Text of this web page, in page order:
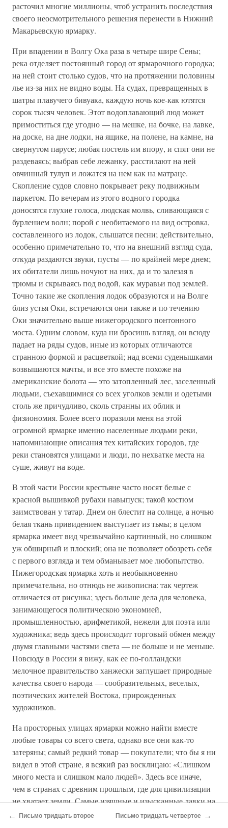
расточил многие миллионы, чтоб устранить последствия
своего неосмотрительного решения перенести в Нижний
Макарьевскую ярмарку.
При впадении в Волгу Ока раза в четыре шире Сены;
река отделяет постоянный город от ярмарочного городка;
на ней стоит столько судов, что на протяжении половины
лье из-за них не видно воды. На судах, превращенных в
шатры плавучего бивуака, каждую ночь кое-как ютятся
сорок тысяч человек. Этот водоплавающий люд может
примоститься где угодно — на мешке, на бочке, на лавке,
на доске, на дне лодки, на ящике, на полене, на камне, на
свернутом парусе; любая постель им впору, и спят они не
раздеваясь; выбрав себе лежанку, расстилают на ней
овчинный тулуп и ложатся на нем как на матраце.
Скопление судов словно покрывает реку подвижным
паркетом. По вечерам из этого водного городка
доносятся глухие голоса, людская молвь, сливающаяся с
бурлением волн; порой с необитаемого на вид островка,
составленного из лодок, слышатся песни; действительно,
особенно примечательно то, что на внешний взгляд суда,
откуда раздаются звуки, пусты — по крайней мере днем;
их обитатели лишь ночуют на них, да и то залезая в
трюмы и скрываясь под водой, как муравьи под землей.
Точно такие же скопления лодок образуются и на Волге
близ устья Оки, встречаются они также и по течению
Оки значительно выше нижегородского понтонного
моста. Одним словом, куда ни бросишь взгляд, он всюду
падает на ряды судов, иные из которых отличаются
странною формой и расцветкой; над всеми суденышками
возвышаются мачты, и все это вместе похоже на
американские болота — это затопленный лес, заселенный
людьми, съехавшимися со всех уголков земли и одетыми
столь же причудливо, сколь странны их облик и
физиономия. Более всего поразили меня на этой
огромной ярмарке именно населенные людьми реки,
напоминающие описания тех китайских городов, где
реки становятся улицами и люди, по нехватке места на
суше, живут на воде.
В этой части России крестьяне часто носят белые с
красной вышивкой рубахи навыпуск; такой костюм
заимствован у татар. Днем он блестит на солнце, а ночью
белая ткань привидением выступает из тьмы; в целом
ярмарка имеет вид чрезвычайно картинный, но слишком
уж обширный и плоский; она не позволяет обозреть себя
с первого взгляда и тем обманывает мое любопытство.
Нижегородская ярмарка хоть и необыкновенно
примечательна, но отнюдь не живописна: так чертеж
отличается от рисунка; здесь больше дела для человека,
занимающегося политическою экономией,
промышленностью, арифметикой, нежели для поэта или
художника; ведь здесь происходит торговый обмен между
двумя главными частями света — не больше и не меньше.
Повсюду в России я вижу, как ее по-голландски
мелочное правительство ханжески заглушает природные
качества своего народа — сообразительных, веселых,
поэтических жителей Востока, прирожденных
художников.
На просторных улицах ярмарки можно найти вместе
любые товары со всего света, однако все они как-то
затеряны; самый редкий товар — покупатели; что бы я ни
видел в этой стране, я всякий раз восклицаю: «Слишком
много места и слишком мало людей». Здесь все иначе,
чем в странах с древним прошлым, где для цивилизации
не хватает земли. Самые изящные и изысканные лавки на
ярмарке — французские и английские; там ты словно
← Письмо тридцать второе Письмо тридцать четвертое →